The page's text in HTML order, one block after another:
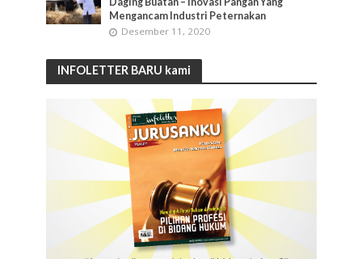
Mengancam Industri Peternakan
Desember 11, 2020
INFOLETTER BARU kami